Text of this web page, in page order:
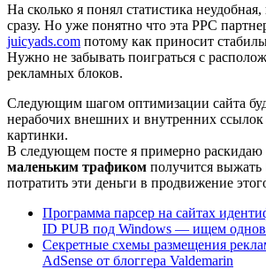
На сколько я понял статистика
сразу. Но уже понятно что эта PPC
juicyads.com потому как приносит
Нужно не забывать поиграться с
рекламных блоков.
Следующим шагом оптимизации сайта
нерабочих внешних и внутренних
картинки.
В следующем посте я примерно раскидаю
маленьким трафиком получится выжать
потратить эти деньги в продвижение
Программа парсер на сайтах
ID PUB под Windows — ищем
Секретные схемы размещения
AdSense от блоггера Valdemarin